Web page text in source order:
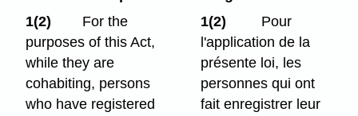
1(2)
For the
purposes of this Act,
while they are
cohabiting, persons
who have registered
1(2)
Pour
l'application de la
présente loi, les
personnes qui ont
fait enregistrer leur